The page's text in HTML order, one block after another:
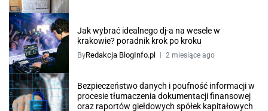
Jak wybrać idealnego dj-a na wesele w
krakowie? poradnik krok po kroku
ByRedakcja BlogInfo.pl 2 miesiące ago
Bezpieczeństwo danych i poufność informacji w
procesie tłumaczenia dokumentacji finansowej
oraz raportów giełdowych spółek kapitałowych